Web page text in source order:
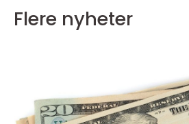
Flere nyheter